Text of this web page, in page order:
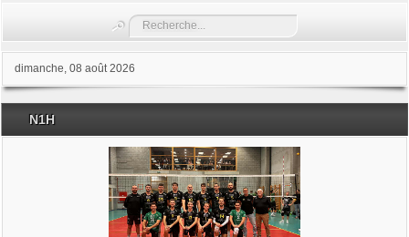
Les samedis du sport
Les stages
Documents
Rechercher
dimanche, 08 août 2026
N1H